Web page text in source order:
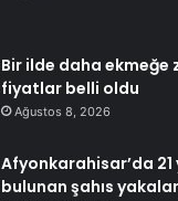
Bir ilde daha ekmeğe
fiyatlar belli oldu
Ağustos 8, 2026
Afyonkarahisar’da 21
bulunan şahıs